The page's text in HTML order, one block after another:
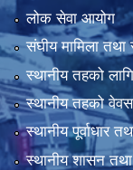
लोक सेवा आयोग
संघीय मामिला तथा
स्थानीय तहको
स्थानीय तहको
स्थानीय पूर्वाधार
स्थानीय शासन